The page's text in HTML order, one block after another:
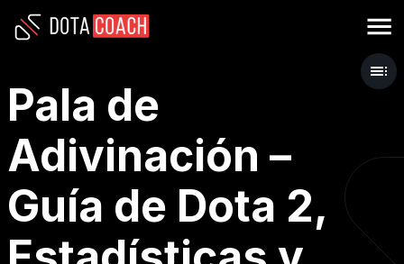
Pala de
Adivinación –
Guía de Dota 2,